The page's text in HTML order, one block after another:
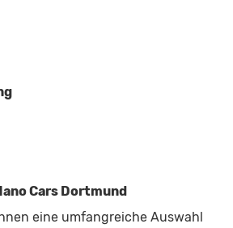
Cars Dortmund
eine umfangreiche Auswahl